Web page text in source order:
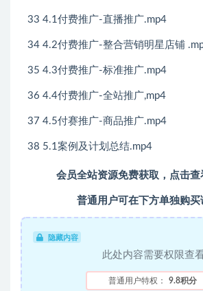
33 4.1付费推广-直播推广.mp4
34 4.2付费推广-整合营销明星店铺
35 4.3付费推广-标准推广.mp4
36 4.4付费推广-全站推广,mp4
37 4.5付赛推广-商品推广.mp4
38 5.1案例及计划总结.mp4
会员全站资源免费获取，点击查
普通用户可在下方单独购买
隐藏内容
此处内容需要权限查
普通用户特权： 9.8积分